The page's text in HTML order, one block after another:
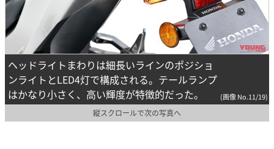
ヘッドライトまわりは細長いラインのポジショ
ンライトとLED4灯で構成される。テールランプ
はかなり小さく、高い輝度が特徴的だった。
(画像 No.11/19)
縦スクロールで次の写真へ